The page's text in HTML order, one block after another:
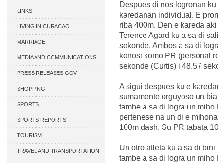
LINKS
LIVING IN CURACAO
MARRIAGE
MEDIA AND COMMUNICATIONS
PRESS RELEASES GOV.
CURACAO
SHOPPING
SPORTS
SPORTS REPORTS
TOURISM
TRAVEL AND TRANSPORTATION
Despues di nos logronan
karedanan individual. E
riba 400m. Den e kareda
Terence Agard ku a sa di
sekonde. Ambos a sa di
konosi komo PR (personal
sekonde (Curtis) i 48.57
A sigui despues ku e
sumamente orguyoso un
tambe a sa di logra un
pertenese na un di e
100m dash. Su PR tabata
Un otro atleta ku a sa di
tambe a sa di logra un